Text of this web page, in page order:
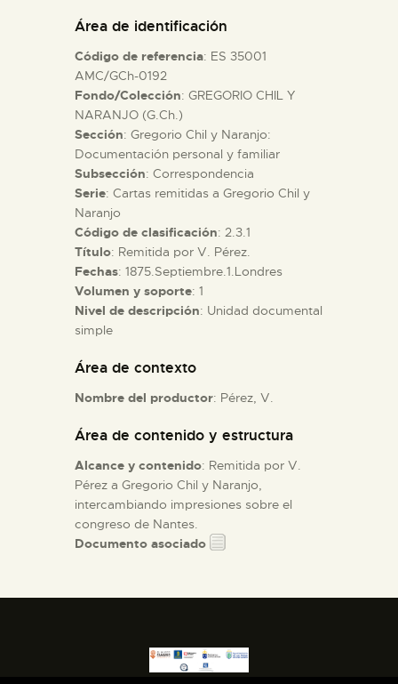
ACTIVIDADES
█
EL MUSEO
COLECCIONES
DIDÁCTICA
ESPAÑOL
Área de identificación
Código de referencia: ES 35001
AMC/GCh-0192
Fondo/Colección: GREGORIO CHIL Y
NARANJO (G.Ch.)
Sección: Gregorio Chil y Naranjo:
Documentación personal y familiar
Subsección: Correspondencia
Serie: Cartas remitidas a Gregorio Chil y
Naranjo
Código de clasificación: 2.3.1
Título: Remitida por V. Pérez.
Fechas: 1875.Septiembre.1.Londres
Volumen y soporte: 1
Nivel de descripción: Unidad documental
simple
Área de contexto
Nombre del productor: Pérez, V.
Área de contenido y estructura
Alcance y contenido: Remitida por V.
Pérez a Gregorio Chil y Naranjo,
intercambiando impresiones sobre el
congreso de Nantes.
Documento asociado